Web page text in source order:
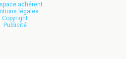
adhérent
légales
Copyright
Publicité